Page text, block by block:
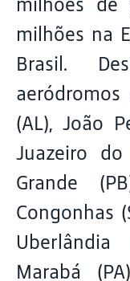
milhões na
Brasil.
(AL), João
Juazeiro
Grande
Congonhas
Marabá